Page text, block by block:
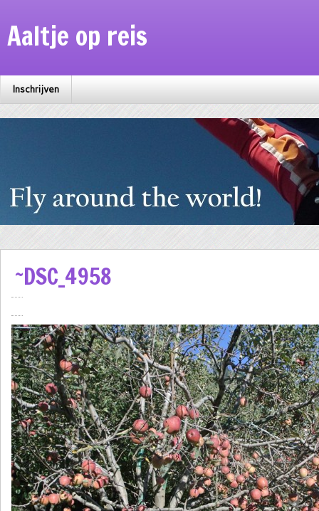
Aaltje op reis
Inschrijven
~DSC_4958